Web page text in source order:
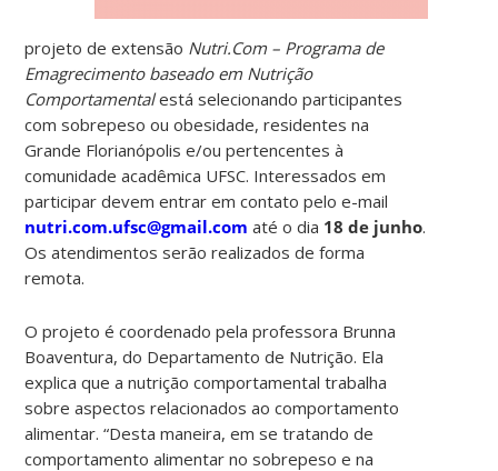
projeto de extensão Nutri.Com – Programa de
Emagrecimento baseado em Nutrição
Comportamentalestá selecionando participantes
com sobrepeso ou obesidade, residentes na
Grande Florianópolis e/ou pertencentes à
comunidade acadêmica UFSC. Interessados em
participar devem entrar em contato pelo e-mail
nutri.com.ufsc@gmail.com até o dia 18 de junho.
Os atendimentos serão realizados de forma
remota.
O projeto é coordenado pela professora Brunna
Boaventura, do Departamento de Nutrição. Ela
explica que a nutrição comportamental trabalha
sobre aspectos relacionados ao comportamento
alimentar. “Desta maneira, em se tratando de
comportamento alimentar no sobrepeso e na